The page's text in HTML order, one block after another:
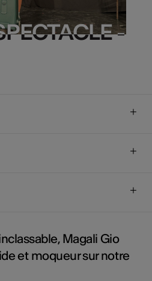
-
-
Magali Gio
et moqueur sur notre